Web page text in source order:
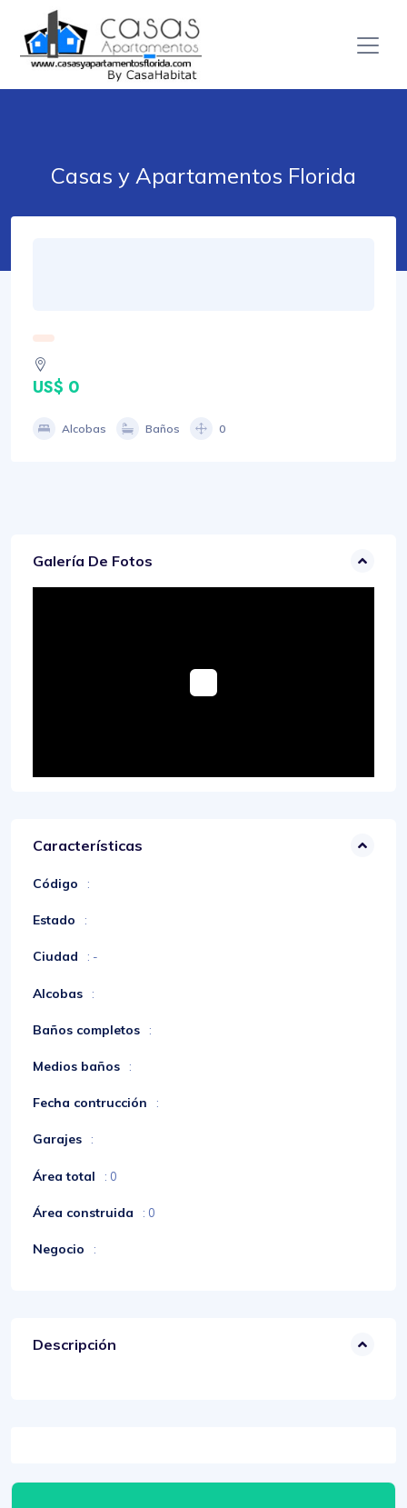
Casas y Apartamentos Florida
US$ 0
Alcobas Baños 0
Galería De Fotos
Características
Código :
Estado :
Ciudad : -
Alcobas :
Baños completos :
Medios baños :
Fecha contrucción :
Garajes :
Área total : 0
Área construida : 0
Negocio :
Descripción